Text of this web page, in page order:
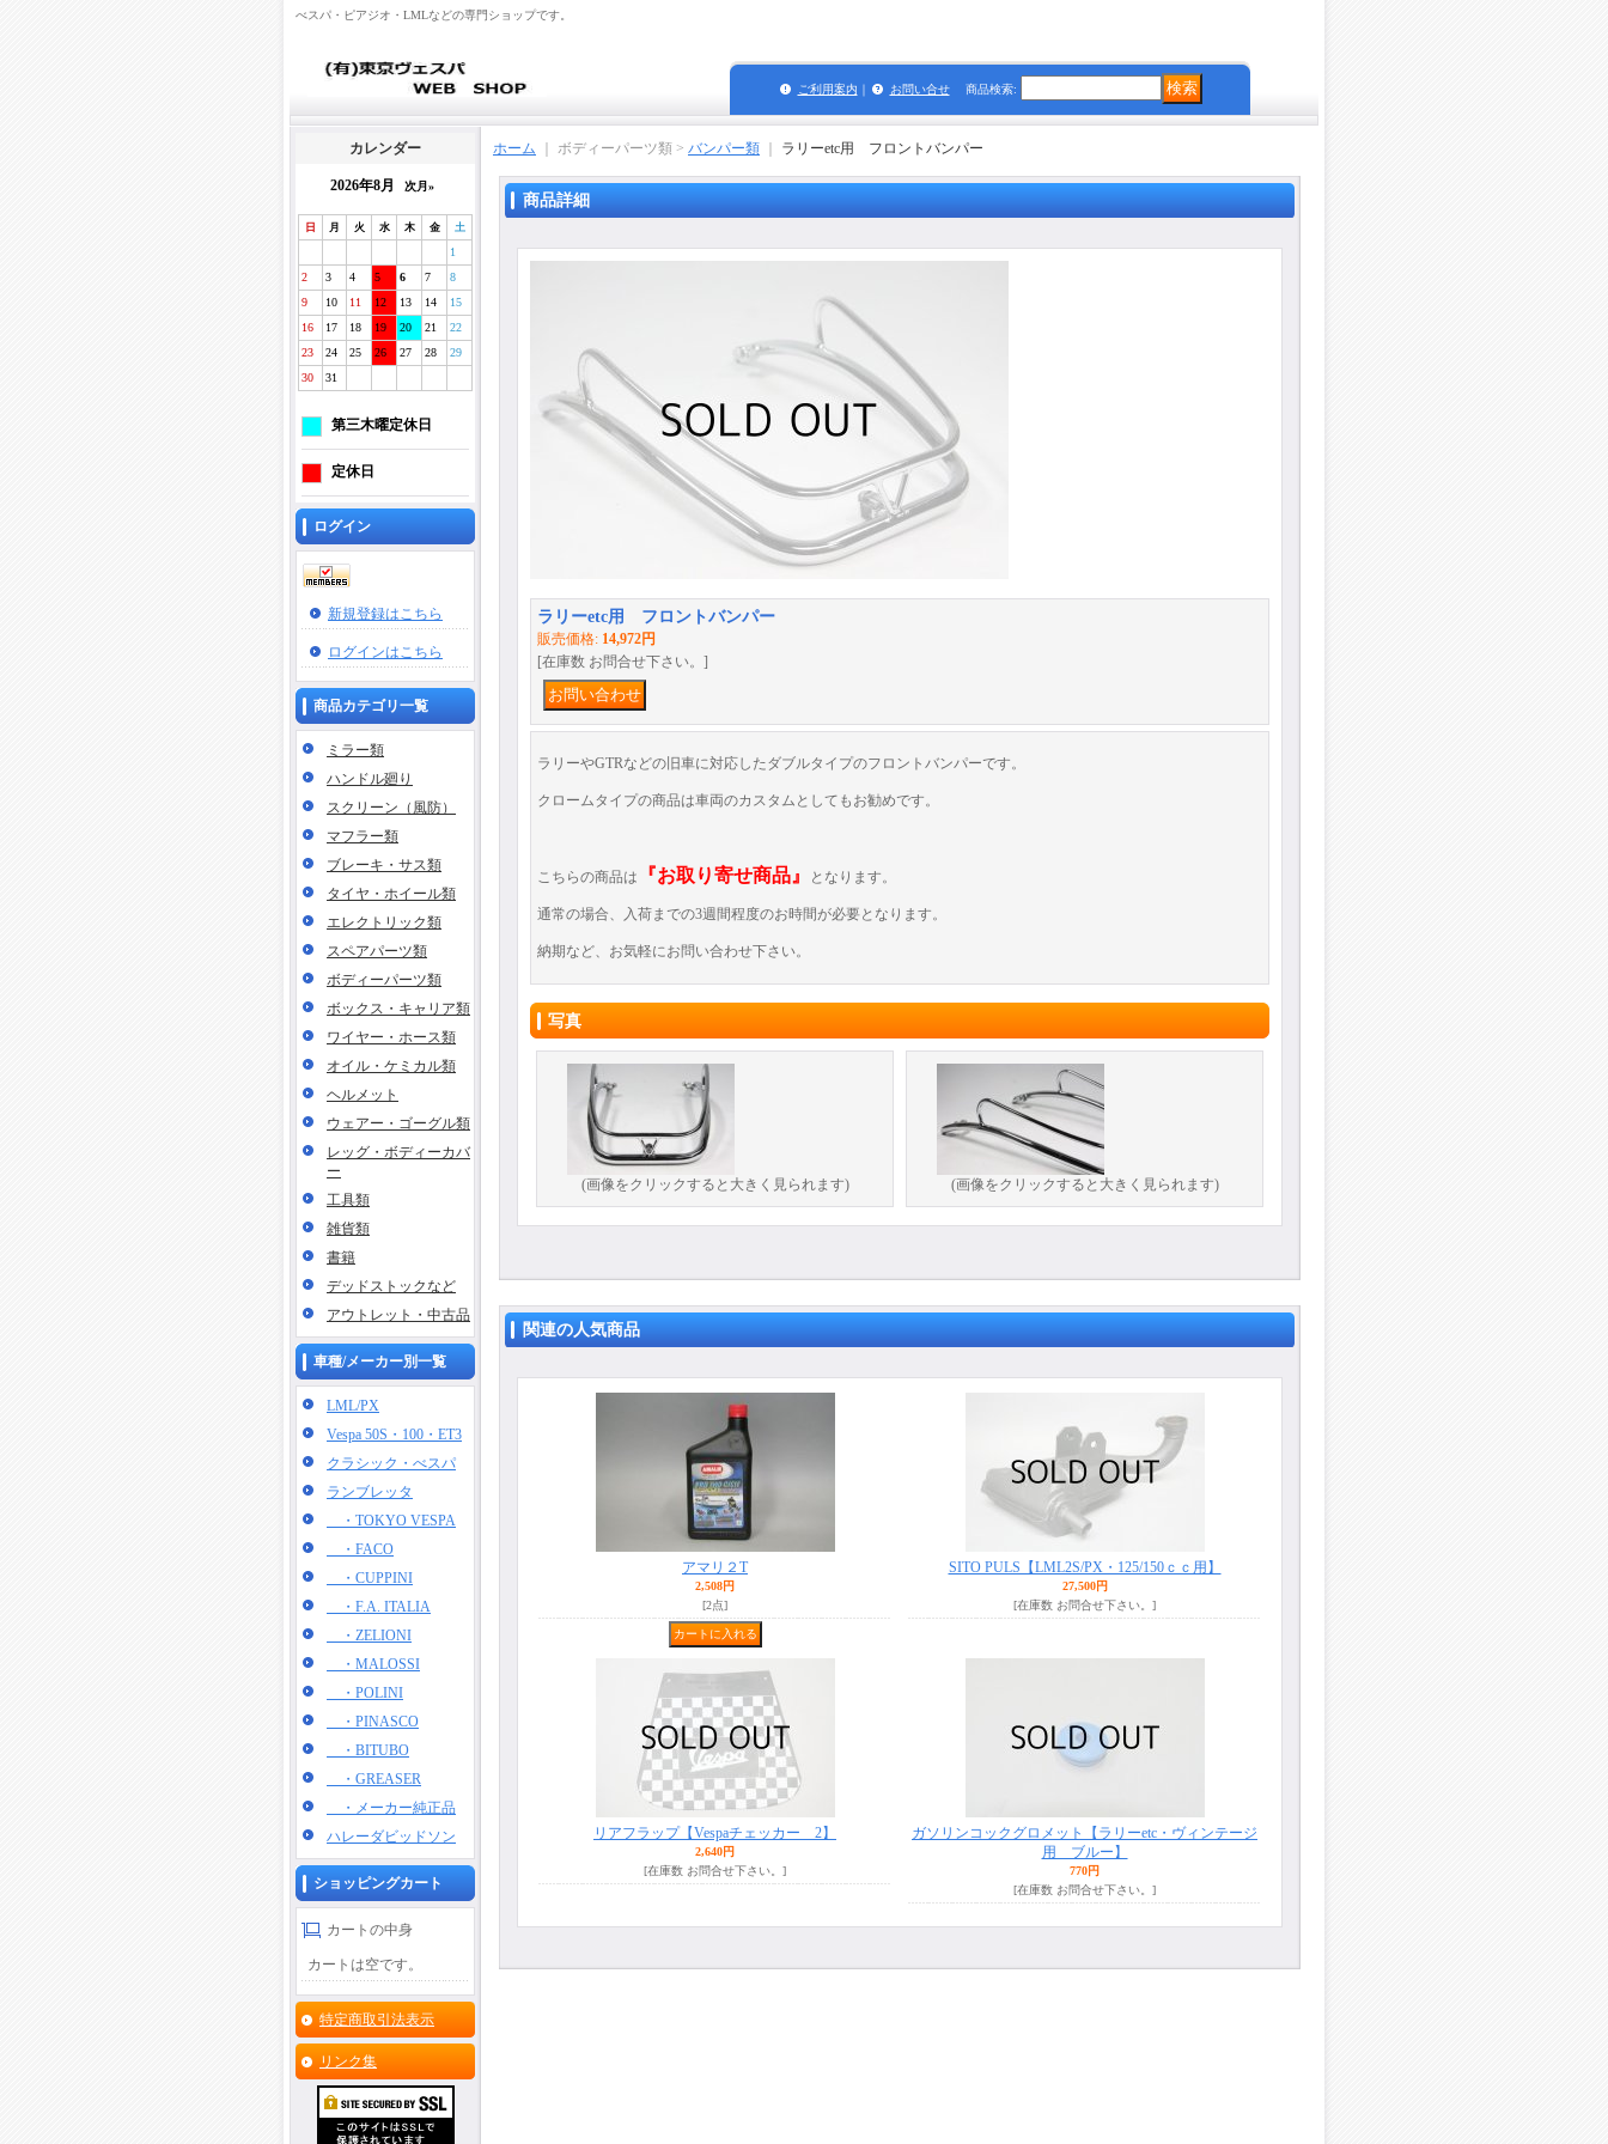
べスパ・ピアジオ・LMLなどの専門ショップです。
ご利用案内 ｜ お問い合せ 商品検索:
カレンダー
2026年8月 次月»
日 月 火 水 木 金 土
1
2
3 4 5 6 7
8
9
10 11 12 13 14
15
16
17 18 19 20 21
22
23
24 25 26 27 28
29
30
31
第三木曜定休日
定休日
ログイン
新規登録はこちら
ログインはこちら
商品カテゴリ一覧
ミラー類
ハンドル廻り
スクリーン（風防）
マフラー類
ブレーキ・サス類
タイヤ・ホイール類
エレクトリック類
スペアパーツ類
ボディーパーツ類
ボックス・キャリア類
ワイヤー・ホース類
オイル・ケミカル類
ヘルメット
ウェアー・ゴーグル類
レッグ・ボディーカバ
ー
工具類
雑貨類
書籍
デッドストックなど
アウトレット・中古品
車種/メーカー別一覧
LML/PX
Vespa 50S・100・ET3
クラシック・べスパ
ランブレッタ
・TOKYO VESPA
・FACO
・CUPPINI
・F.A. ITALIA
・ZELIONI
・MALOSSI
・POLINI
・PINASCO
・BITUBO
・GREASER
・メーカー純正品
ハレーダビッドソン
ショッピングカート
カートの中身
カートは空です。
特定商取引法表示
リンク集
ホーム ｜ ボディーパーツ類 > バンパー類 ラリーetc用 フロントバンパー
商品詳細
ラリーetc用 フロントバンパー
販売価格: 14,972円
[在庫数 お問合せ下さい。]
ラリーやGTRなどの旧車に対応したダブルタイプのフロントバンパーです。
クロームタイプの商品は車両のカスタムとしてもお勧めです。
こちらの商品は 『お取り寄せ商品』 となります。
通常の場合、入荷までの3週間程度のお時間が必要となります。
納期など、お気軽にお問い合わせ下さい。
写真
(画像をクリックすると大きく見られます) (画像をクリックすると大きく見られます)
関連の人気商品
アマリ２T
2,508円
[2点]
SITO PULS【LML2S/PX・125/150ｃｃ用】
27,500円
[在庫数 お問合せ下さい。]
リアフラップ【Vespaチェッカー 2】
2,640円
[在庫数 お問合せ下さい。]
ガソリンコックグロメット【ラリーetc・ヴィンテージ
用 ブルー】
770円
[在庫数 お問合せ下さい。]